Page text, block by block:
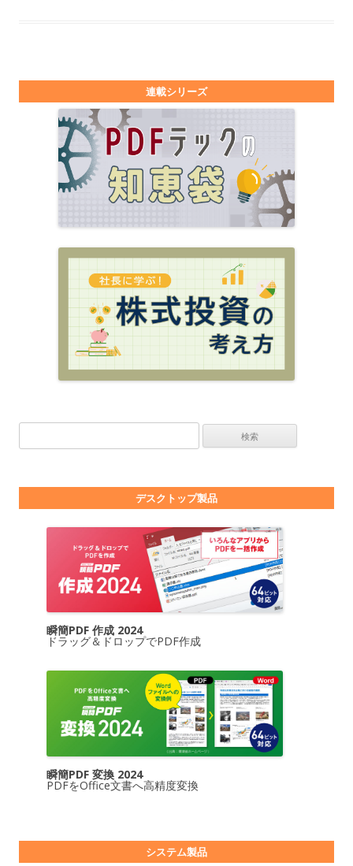
連載シリーズ
デスクトップ製品
瞬簡PDF 作成 2024
ドラッグ＆ドロップでPDF作成
瞬簡PDF 変換 2024
PDFをOffice文書へ高精度変換
システム製品